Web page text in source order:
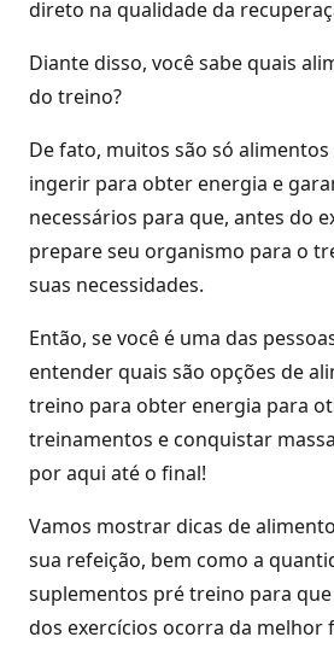
direto na qualidade da
Diante disso, você sabe quais
do treino?
De fato, muitos são só
ingerir para obter energia e
necessários para que, antes do
prepare seu organismo para o
suas necessidades.
Então, se você é uma das
entender quais são opções de
treino para obter energia para
treinamentos e conquistar
por aqui até o final!
Vamos mostrar dicas de
sua refeição, bem como a
suplementos pré treino para
dos exercícios ocorra da melhor